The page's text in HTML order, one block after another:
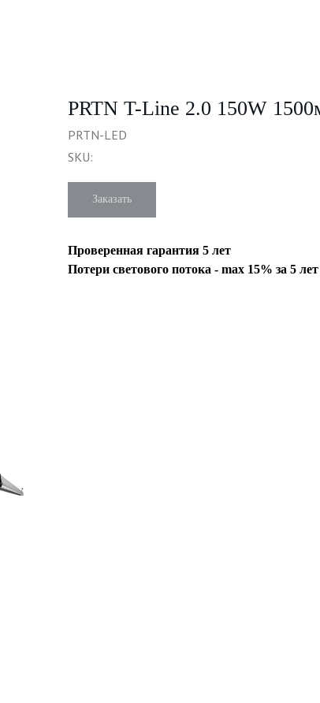
PRTN T-Line 2.0 150W
PRTN-LED
SKU:
Заказать
Проверенная гарантия 5 лет
Потери светового потока - max 15% за 5 лет